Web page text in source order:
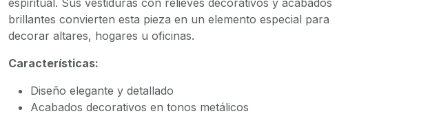
espiritual. Sus vestiduras con relieves decorativos y acabados
brillantes convierten esta pieza en un elemento especial para
decorar altares, hogares u oficinas.
Características:
Diseño elegante y detallado
Acabados decorativos en tonos metálicos